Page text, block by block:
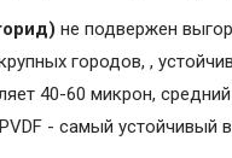
не подвержен
городов, ,
40-60 микрон,
- самый устойчивый